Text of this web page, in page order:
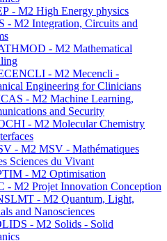
- M2 High Energy physics
- M2 Integration, Circuits and
- M2 Mathematical
- M2 Mecencli -
Engineering for Clinicians
- M2 Machine Learning,
and Security
- M2 Molecular Chemistry
- M2 MSV - Mathématiques
Sciences du Vivant
- M2 Optimisation
- M2 Projet Innovation Conception
- M2 Quantum, Light,
and Nanosciences
- M2 Solids - Solid